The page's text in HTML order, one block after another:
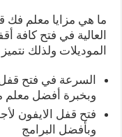
ما هي مزايا معلم فك
العالية في فتح كافة
الموديلات ولذلك
السرعة في فتح قفل
وبخبرة أفضل
وبأفضل البرامج